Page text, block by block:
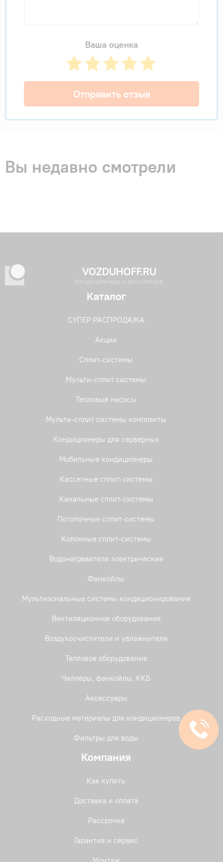
Ваша оценка
Отправить отзыв
Вы недавно смотрели
VOZDUHOFF.RU
Кондиционеры и вентиляция
Каталог
СУПЕР РАСПРОДАЖА
Акции
Сплит-системы
Мульти-сплит системы
Тепловые насосы
Мульти-сплит системы комплекты
Кондиционеры для серверных
Мобильные кондиционеры
Кассетные сплит-системы
Канальные сплит-системы
Потолочные сплит-системы
Колонные сплит-системы
Водонагреватели электрические
Фанкойлы
Мультизональные системы кондиционирования
Вентиляционное оборудование
Воздухоочистители и увлажнители
Тепловое оборудование
Чиллеры, фанкойлы, ККБ
Аксессуары
Расходные материалы для кондиционеров
Фильтры для воды
Компания
Как купить
Доставка и оплата
Рассрочка
Гарантия и сервис